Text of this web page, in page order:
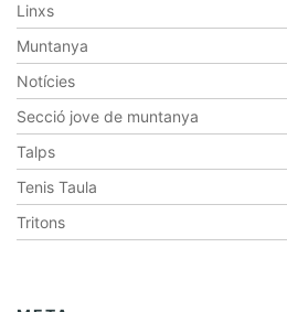
Linxs
Muntanya
Notícies
Secció jove de muntanya
Talps
Tenis Taula
Tritons